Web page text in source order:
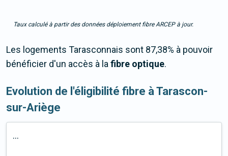
Taux calculé à partir des données déploiement fibre ARCEP à jour.
Les logements Tarasconnais sont 87,38% à pouvoir
bénéficier d'un accès à lafibre optique.
Evolution de l'éligibilité fibre à Tarascon-
sur-Ariège
...